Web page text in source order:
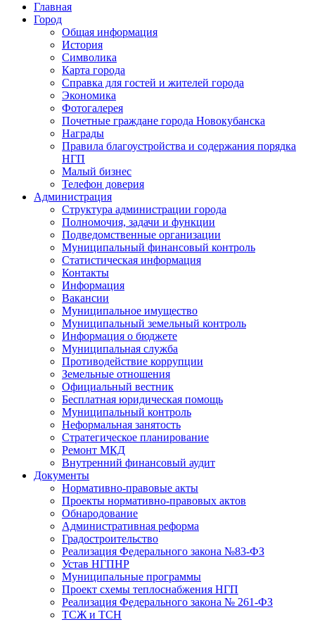
Главная
Город
Общая информация
История
Символика
Карта города
Справка для гостей и жителей города
Экономика
Фотогалерея
Почетные граждане города Новокубанска
Награды
Правила благоустройства и содержания порядка
НГП
Малый бизнес
Телефон доверия
Администрация
Структура администрации города
Полномочия, задачи и функции
Подведомственные организации
Муниципальный финансовый контроль
Статистическая информация
Контакты
Информация
Вакансии
Муниципальное имущество
Муниципальный земельный контроль
Информация о бюджете
Муниципальная служба
Противодействие коррупции
Земельные отношения
Официальный вестник
Бесплатная юридическая помощь
Муниципальный контроль
Неформальная занятость
Стратегическое планирование
Ремонт МКД
Внутренний финансовый аудит
Документы
Нормативно-правовые акты
Проекты нормативно-правовых актов
Обнародование
Административная реформа
Градостроительство
Реализация Федерального закона №83-ФЗ
Устав НГПНР
Муниципальные программы
Проект схемы теплоснабжения НГП
Реализация Федерального закона № 261-ФЗ
ТСЖ и ТСН